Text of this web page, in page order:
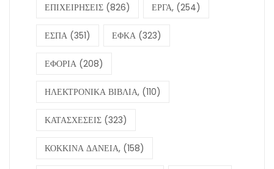
ΕΠΙΧΕΙΡΗΣΕΙΣ (826) ΕΡΓΑ, (254)
ΕΣΠΑ (351) ΕΦΚΑ (323)
ΕΦΟΡΙΑ (208)
ΗΛΕΚΤΡΟΝΙΚΑ ΒΙΒΛΙΑ, (110)
ΚΑΤΑΣΧΕΣΕΙΣ (323)
ΚΟΚΚΙΝΑ ΔΑΝΕΙΑ, (158)